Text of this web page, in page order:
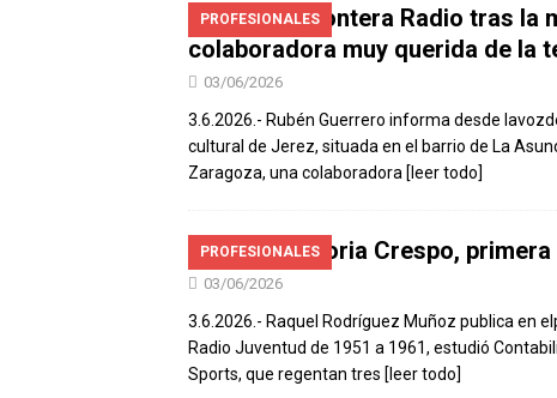
PROFESIONALES
Luto en Frontera Radio tras la
colaboradora muy querida de la
03/06/2026
3.6.2026.- Rubén Guerrero informa desde
cultural de Jerez, situada en el barrio de La
Zaragoza, una colaboradora [leer todo]
PROFESIONALES
Adiós a Gloria Crespo,
03/06/2026
3.6.2026.- Raquel Rodríguez Muñoz publica en
Radio Juventud de 1951 a 1961, estudió
Sports, que regentan tres [leer todo]